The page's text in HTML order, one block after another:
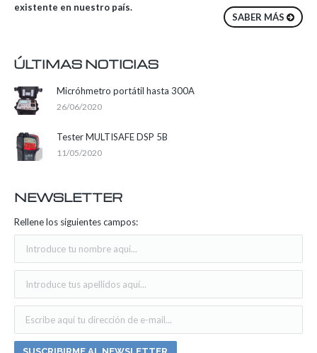
existente en nuestro país.
SABER MÁS
ÚLTIMAS NOTICIAS
Micróhmetro portátil hasta 300A
26/06/2020
Tester MULTISAFE DSP 5B
11/05/2020
NEWSLETTER
Rellene los siguientes campos: